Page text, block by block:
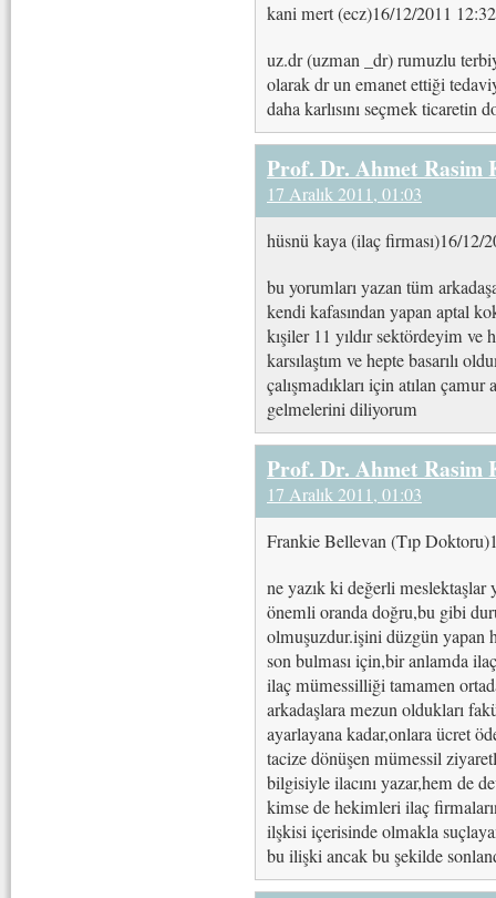
kani mert (ecz)16/12/2011
uz.dr (uzman _dr) rumuzlu
olarak dr un emanet ettiği
daha karlısını seçmek ticaretin
Prof. Dr. Ahmet Rasim
17 Aralık 2011, 01:03
hüsnü kaya (ilaç firması)16/12/
bu yorumları yazan tüm
kendi kafasından yapan aptal
kışiler 11 yıldır sektördeyim ve
karsılaştım ve hepte basarılı
çalışmadıkları için atılan
gelmelerini diliyorum
Prof. Dr. Ahmet Rasim
17 Aralık 2011, 01:03
Frankie Bellevan (Tıp
ne yazık ki değerli meslektaşlar
önemli oranda doğru,bu gibi
olmuşuzdur.işini düzgün yapan
son bulması için,bir anlamda
ilaç mümessilliği tamamen
arkadaşlara mezun oldukları
ayarlayana kadar,onlara ücret
tacize dönüşen mümessil
bilgisiyle ilacını yazar,hem de
kimse de hekimleri ilaç
ilşkisi içerisinde olmakla
bu ilişki ancak bu şekilde